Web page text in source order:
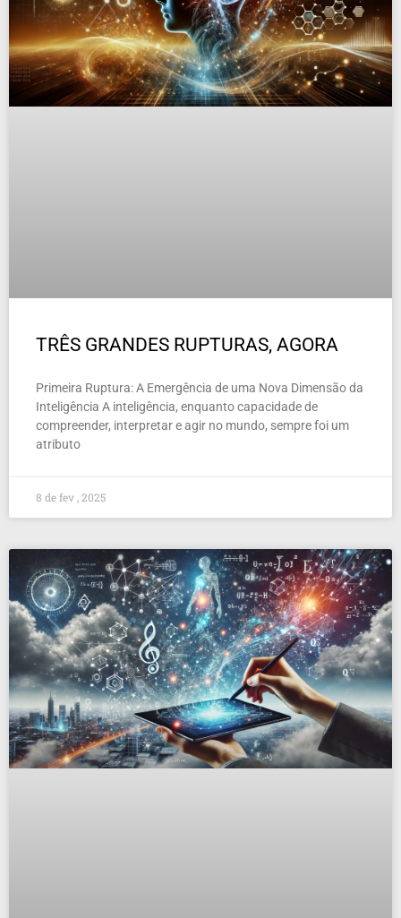
TRÊS GRANDES RUPTURAS, AGORA
Primeira Ruptura: A Emergência de uma Nova Dimensão da
Inteligência A inteligência, enquanto capacidade de
compreender, interpretar e agir no mundo, sempre foi um
atributo
8 de fev , 2025